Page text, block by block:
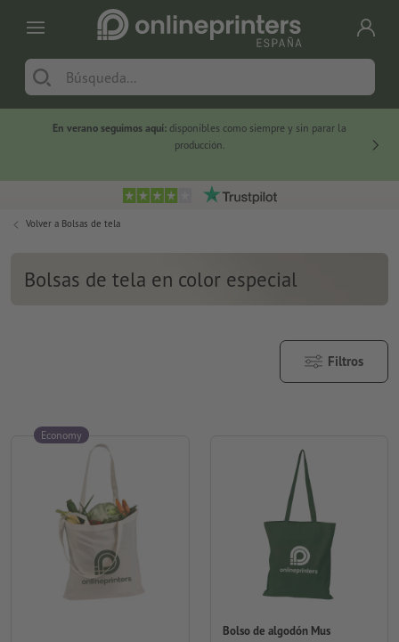
En verano seguimos aquí: disponibles como siempre y sin parar la
producción.
Volver a Bolsas de tela
Bolsas de tela en color especial
Filtros
Economy
Bolso de algodón Mus